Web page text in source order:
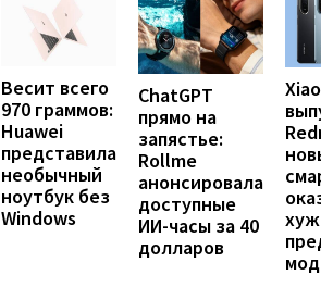
Весит всего
970 граммов:
Huawei
представила
необычный
ноутбук без
Windows
ChatGPT
прямо на
запястье:
Rollme
анонсировала
доступные
ИИ-часы за 40
долларов